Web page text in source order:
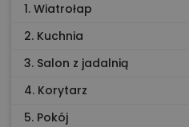
1. Wiatrołap
2. Kuchnia
3. Salon z jadalnią
4. Korytarz
5. Pokój